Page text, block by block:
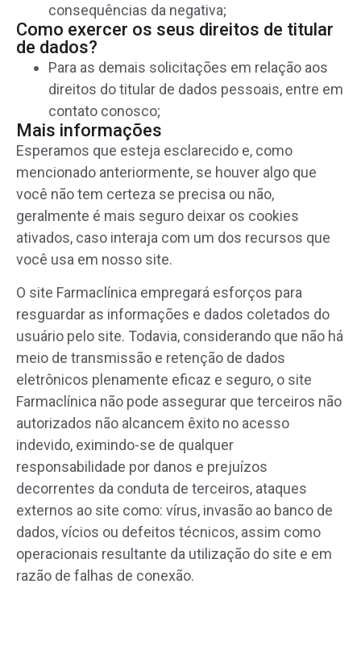
consequências da negativa;
Como exercer os seus direitos de titular
de dados?
Para as demais solicitações em relação aos
direitos do titular de dados pessoais, entre em
contato conosco;
Mais informações
Esperamos que esteja esclarecido e, como
mencionado anteriormente, se houver algo que
você não tem certeza se precisa ou não,
geralmente é mais seguro deixar os cookies
ativados, caso interaja com um dos recursos que
você usa em nosso site.
O site Farmaclínica empregará esforços para
resguardar as informações e dados coletados do
usuário pelo site. Todavia, considerando que não há
meio de transmissão e retenção de dados
eletrônicos plenamente eficaz e seguro, o site
Farmaclínica não pode assegurar que terceiros não
autorizados não alcancem êxito no acesso
indevido, eximindo-se de qualquer
responsabilidade por danos e prejuízos
decorrentes da conduta de terceiros, ataques
externos ao site como: vírus, invasão ao banco de
dados, vícios ou defeitos técnicos, assim como
operacionais resultante da utilização do site e em
razão de falhas de conexão.